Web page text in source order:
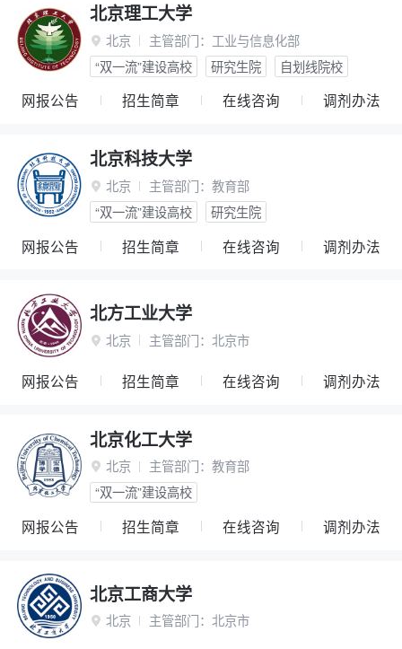
北京理工大学
 北京 主管部门： 工业与信息化部
“双一流”建设高校
研究生院 自划线院校
网报公告 招生简章 在线咨询 调剂办法
北京科技大学
 北京 主管部门： 教育部
“双一流”建设高校
研究生院
网报公告 招生简章 在线咨询 调剂办法
北方工业大学
 北京 主管部门： 北京市
网报公告 招生简章 在线咨询 调剂办法
北京化工大学
 北京 主管部门： 教育部
“双一流”建设高校
网报公告 招生简章 在线咨询 调剂办法
北京工商大学
 北京 主管部门： 北京市